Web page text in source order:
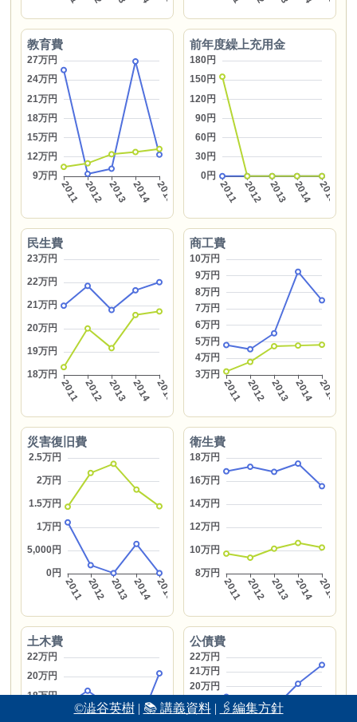
©澁谷英樹| 📚 講義資料| 🖇編集方針
教育費 前年度繰上充用金
民生費 商工費
災害復旧費 衛生費
土木費 公債費